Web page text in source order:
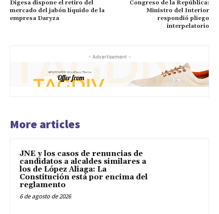
Digesa dispone el retiro del
mercado del jabón líquido de la
empresa Daryza
Congreso de la República:
Ministro del Interior
respondió pliego
interpelatorio
- Advertisement -
More articles
JNE y los casos de renuncias de
candidatos a alcaldes similares a
los de López Aliaga: La
Constitución está por encima del
reglamento
6 de agosto de 2026